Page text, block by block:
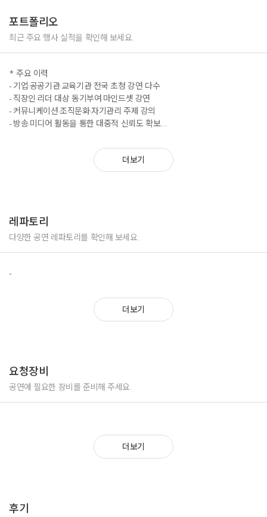
포트폴리오
최근 주요 행사 실적을 확인해 보세요.
* 주요 이력
- 기업·공공기관·교육기관 전국 초청 강연 다수
- 직장인·리더 대상 동기부여·마인드셋 강연
- 커뮤니케이션·조직문화·자기관리 주제 강의
- 방송·미디어 활동을 통한 대중적 신뢰도 확보
더보기
레파토리
다양한 공연 레파토리를 확인해 보세요.
-
더보기
요청장비
공연에 필요한 장비를 준비해 주세요.
더보기
후기